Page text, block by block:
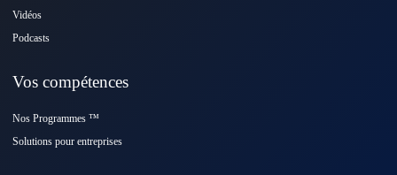
Vidéos
Podcasts
Vos compétences
Nos Programmes ™️
Solutions pour entreprises